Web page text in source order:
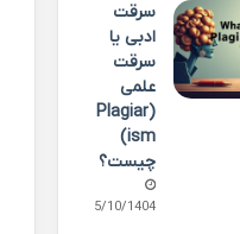
سرقت
ادبی یا
سرقت
علمی
(Plagiar
ism)
چیست؟
05/10/1404